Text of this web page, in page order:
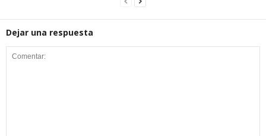
Dejar una respuesta